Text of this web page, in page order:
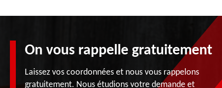
On vous rappelle gratuitement
Laissez vos coordonnées et nous vous rappelons
gratuitement. Nous étudions votre demande et